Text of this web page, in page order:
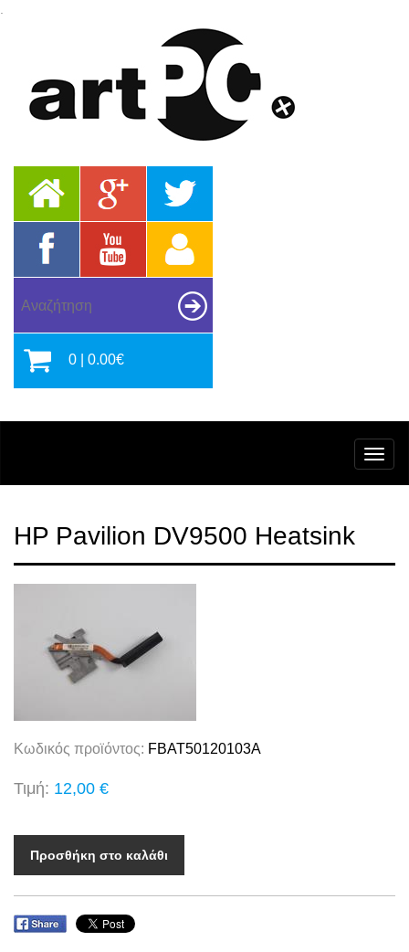
0 | 0.00€
HP Pavilion DV9500 Heatsink
Κωδικός προϊόντος: FBAT50120103A
Τιμή: 12,00 €
Προσθήκη στο καλάθι